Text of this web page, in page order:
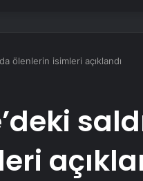
ölenlerin isimleri açıklandı